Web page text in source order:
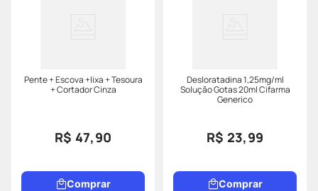
Pente + Escova +lixa + Tesoura
+ Cortador Cinza
R$ 47,90
Comprar
Desloratadina 1,25mg/ml
Solução Gotas 20ml Cifarma
Generico
R$ 23,99
Comprar